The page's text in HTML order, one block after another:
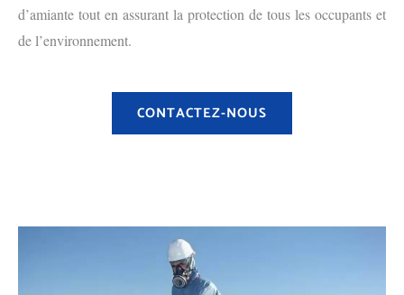
d’amiante tout en assurant la protection de tous les occupants et
de l’environnement.
CONTACTEZ-NOUS